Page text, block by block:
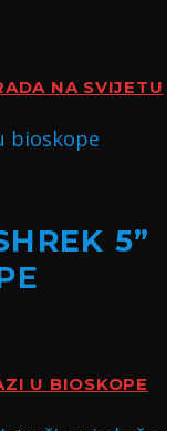
NA SVIJETU
5”
U BIOSKOPE